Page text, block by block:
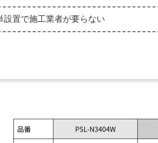
設置で施工業者が要らない